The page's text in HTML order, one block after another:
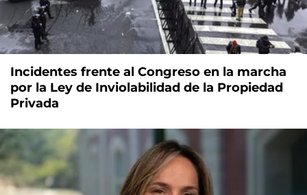
Incidentes frente al Congreso en la marcha
por la Ley de Inviolabilidad de la Propiedad
Privada